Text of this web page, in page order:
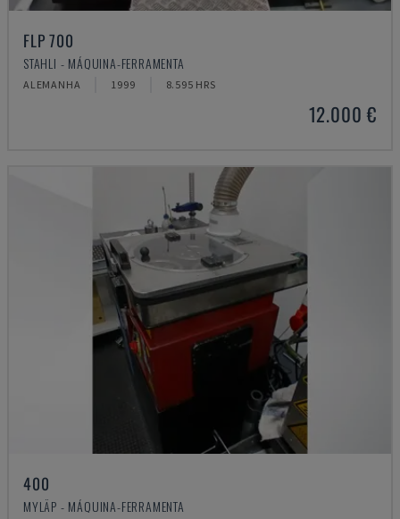
FLP 700
STAHLI - MÁQUINA-FERRAMENTA
ALEMANHA 1999 8.595 HRS
12.000 €
400
MYLÄP - MÁQUINA-FERRAMENTA